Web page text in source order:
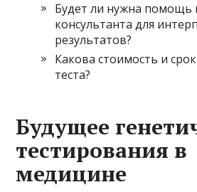
Будет ли нужна помощь
консультанта для
результатов?
Какова стоимость и
теста?
Будущее
тестирования в
медицине